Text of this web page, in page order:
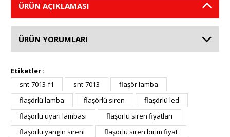
ÜRÜN AÇIKLAMASI
ÜRÜN YORUMLARI
Etiketler :
snt-7013-f1
snt-7013
flaşör lamba
flaşörlü lamba
flaşörlü siren
flaşörlü led
flaşörlü uyarı lambası
flaşörlü siren fiyatları
flaşörlü yangın sireni
flaşörlü siren birim fiyat